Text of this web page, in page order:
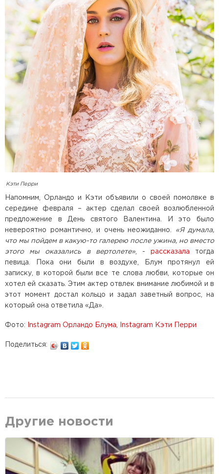
Кэти Перри
Напомним, Орландо и Кэти объявили о своей помолвке в
середине февраля – актер сделал своей возлюбленной
предложение в День святого Валентина. И это было
невероятно романтично, и очень неожиданно.
«Я думала,
что мы пойдем в какую-то галерею после ужина, но вместо
этого мы оказались в вертолете» , - рассказала тогда
певица. Пока они были в воздухе, Блум протянул ей
записку, в которой были все те слова любви, которые он
хотел ей сказать. Этим актер отвлек внимание любимой и в
этот момент достал кольцо и задал заветный вопрос, на
который она ответила «Да».
Фото: Instagram Орландо Блума Instagram Кэти Перри
Поделиться:
Другие новости